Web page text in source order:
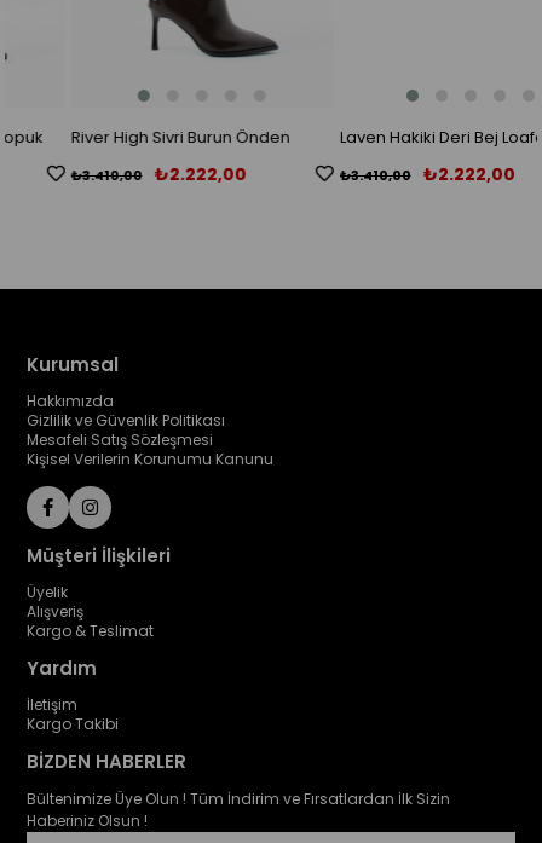
River High Sivri Burun Önden
Dikişli Acıkahve Kadın Çizme
₺2.222,00
₺3.410,00
Laven Hakiki Deri Bej Loafer
₺2.222,00
₺3.410,00
Kurumsal
Hakkımızda
Gizlilik ve Güvenlik Politikası
Mesafeli Satış Sözleşmesi
Kişisel Verilerin Korunumu Kanunu
Müşteri İlişkileri
Üyelik
Alışveriş
Kargo & Teslimat
Yardım
İletişim
Kargo Takibi
BİZDEN HABERLER
Bültenimize Üye Olun ! Tüm İndirim ve Fırsatlardan İlk Sizin
Haberiniz Olsun !